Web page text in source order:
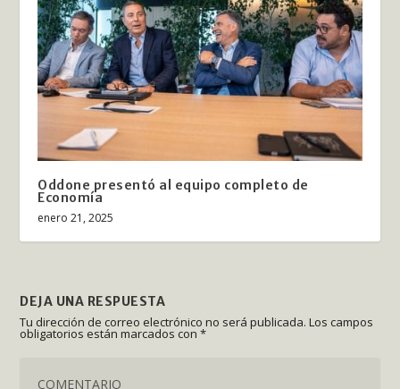
Oddone presentó al equipo completo de
Economía
enero 21, 2025
DEJA UNA RESPUESTA
Tu dirección de correo electrónico no será publicada. Los campos
obligatorios están marcados con*